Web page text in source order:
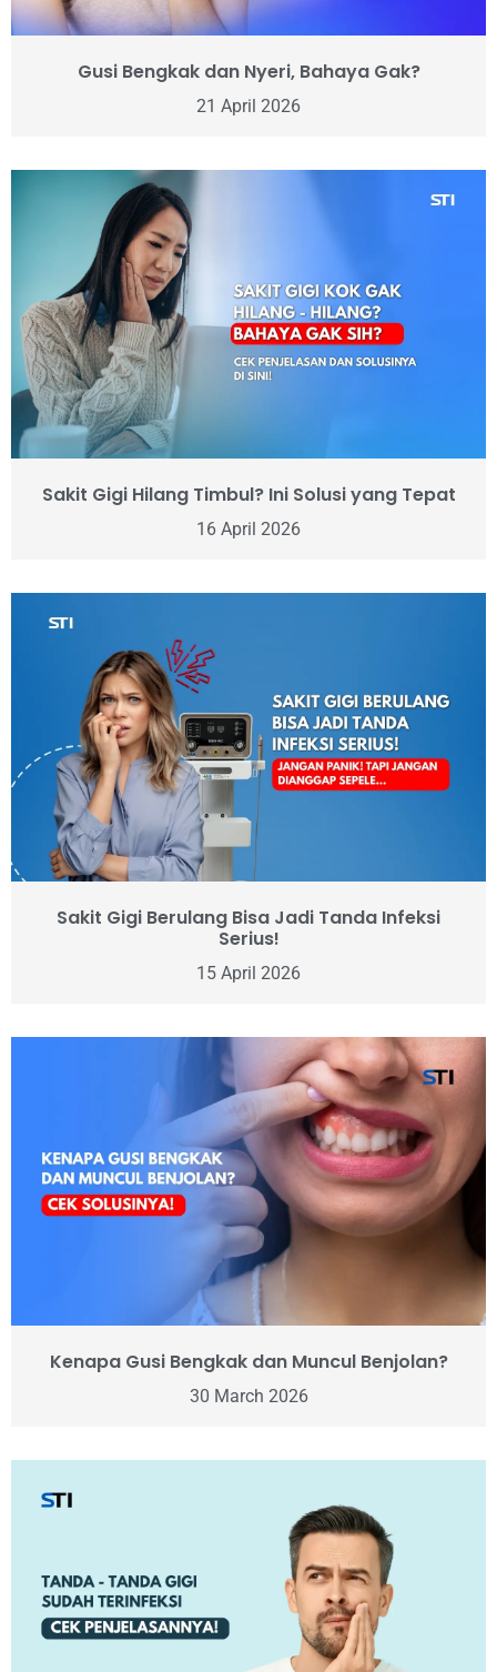
Gusi Bengkak dan Nyeri, Bahaya Gak?
21 April 2026
Sakit Gigi Hilang Timbul? Ini Solusi yang Tepat
16 April 2026
Sakit Gigi Berulang Bisa Jadi Tanda Infeksi
Serius!
15 April 2026
Kenapa Gusi Bengkak dan Muncul Benjolan?
30 March 2026